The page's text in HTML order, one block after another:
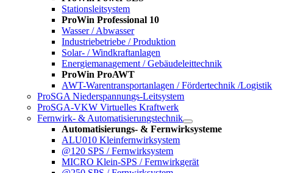
Stationsleitsystem
ProWin Professional 10
Wasser / Abwasser
Industriebetriebe / Produktion
Solar- / Windkraftanlagen
Energiemanagement / Gebäudeleittechnik
ProWin ProAWT
AWT-Warentransportanlagen / Fördertechnik /Logistik
ProSGA Niederspannungs-Leitsystem
ProSGA-VKW Virtuelles Kraftwerk
Fernwirk- & Automatisierungstechnik
Automatisierungs- & Fernwirksysteme
ALU010 Kleinfernwirksystem
@120 SPS / Fernwirksystem
MICRO Klein-SPS / Fernwirkgerät